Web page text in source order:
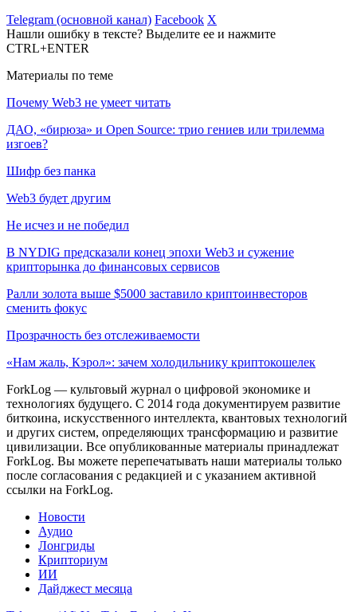
Telegram (основной канал) Facebook X
Нашли ошибку в тексте? Выделите ее и нажмите
CTRL+ENTER
Материалы по теме
Почему Web3 не умеет читать
ДАО, «бирюза» и Open Source: трио гениев или трилемма
изгоев?
Шифр без панка
Web3 будет другим
Не исчез и не победил
В NYDIG предсказали конец эпохи Web3 и сужение
крипторынка до финансовых сервисов
Ралли золота выше $5000 заставило криптоинвесторов
сменить фокус
Прозрачность без отслеживаемости
«Нам жаль, Кэрол»: зачем холодильнику криптокошелек
ForkLog — культовый журнал о цифровой экономике и
технологиях будущего. С 2014 года документируем развитие
биткоина, искусственного интеллекта, квантовых технологий
и других систем, определяющих трансформацию и развитие
цивилизации. Все опубликованные материалы принадлежат
ForkLog. Вы можете перепечатывать наши материалы только
после согласования с редакцией и с указанием активной
ссылки на ForkLog.
Новости
Аудио
Лонгриды
Крипториум
ИИ
Дайджест месяца